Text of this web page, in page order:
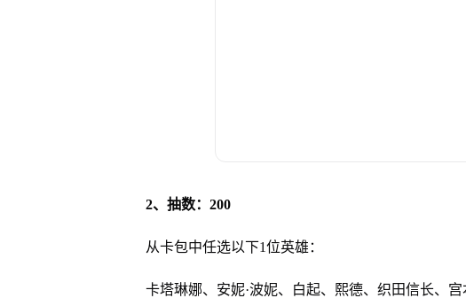
2、抽数：200
从卡包中任选以下1位英雄：
卡塔琳娜、安妮·波妮、白起、熙德、织田信长、